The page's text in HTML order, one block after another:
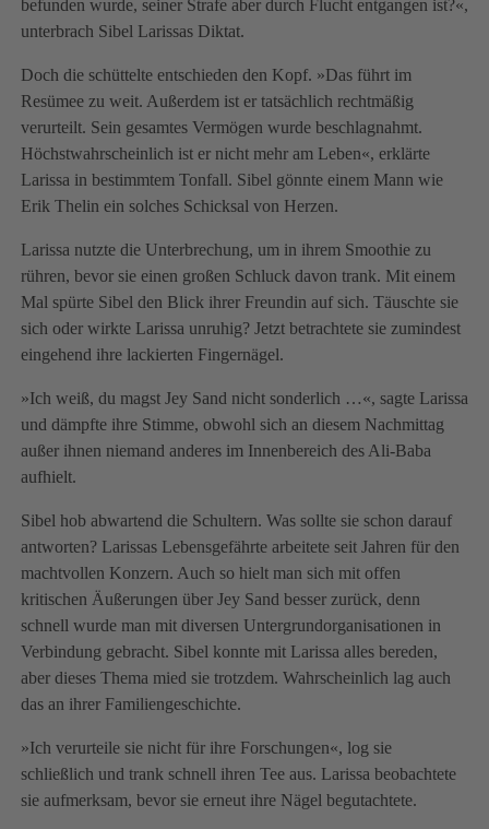
befunden wurde, seiner Strafe aber durch Flucht entgangen ist?«,
unterbrach Sibel Larissas Diktat.
Doch die schüttelte entschieden den Kopf. »Das führt im
Resümee zu weit. Außerdem ist er tatsächlich rechtmäßig
verurteilt. Sein gesamtes Vermögen wurde beschlagnahmt.
Höchstwahrscheinlich ist er nicht mehr am Leben«, erklärte
Larissa in bestimmtem Tonfall. Sibel gönnte einem Mann wie
Erik Thelin ein solches Schicksal von Herzen.
Larissa nutzte die Unterbrechung, um in ihrem Smoothie zu
rühren, bevor sie einen großen Schluck davon trank. Mit einem
Mal spürte Sibel den Blick ihrer Freundin auf sich. Täuschte sie
sich oder wirkte Larissa unruhig? Jetzt betrachtete sie zumindest
eingehend ihre lackierten Fingernägel.
»Ich weiß, du magst Jey Sand nicht sonderlich …«, sagte Larissa
und dämpfte ihre Stimme, obwohl sich an diesem Nachmittag
außer ihnen niemand anderes im Innenbereich des Ali-Baba
aufhielt.
Sibel hob abwartend die Schultern. Was sollte sie schon darauf
antworten? Larissas Lebensgefährte arbeitete seit Jahren für den
machtvollen Konzern. Auch so hielt man sich mit offen
kritischen Äußerungen über Jey Sand besser zurück, denn
schnell wurde man mit diversen Untergrundorganisationen in
Verbindung gebracht. Sibel konnte mit Larissa alles bereden,
aber dieses Thema mied sie trotzdem. Wahrscheinlich lag auch
das an ihrer Familiengeschichte.
»Ich verurteile sie nicht für ihre Forschungen«, log sie
schließlich und trank schnell ihren Tee aus. Larissa beobachtete
sie aufmerksam, bevor sie erneut ihre Nägel begutachtete.